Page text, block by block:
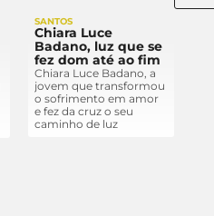
SANTOS
Chiara Luce
Badano, luz que se
fez dom até ao fim
Chiara Luce Badano, a
jovem que transformou
o sofrimento em amor
e fez da cruz o seu
caminho de luz